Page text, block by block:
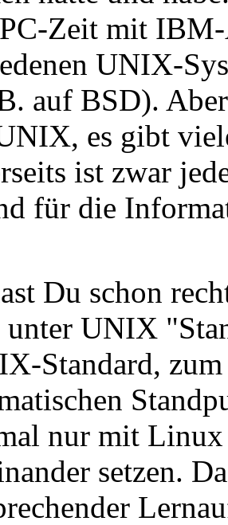
Zeit mit
UNIX-
auf BSD).
es gibt
ist zwar
für die
Du schon
unter UNIX
Standard,
nur mit
setzen.